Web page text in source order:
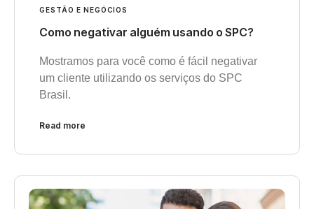
GESTÃO E NEGÓCIOS
Como negativar alguém usando o SPC?
Mostramos para você como é fácil negativar
um cliente utilizando os serviços do SPC
Brasil.
Read more